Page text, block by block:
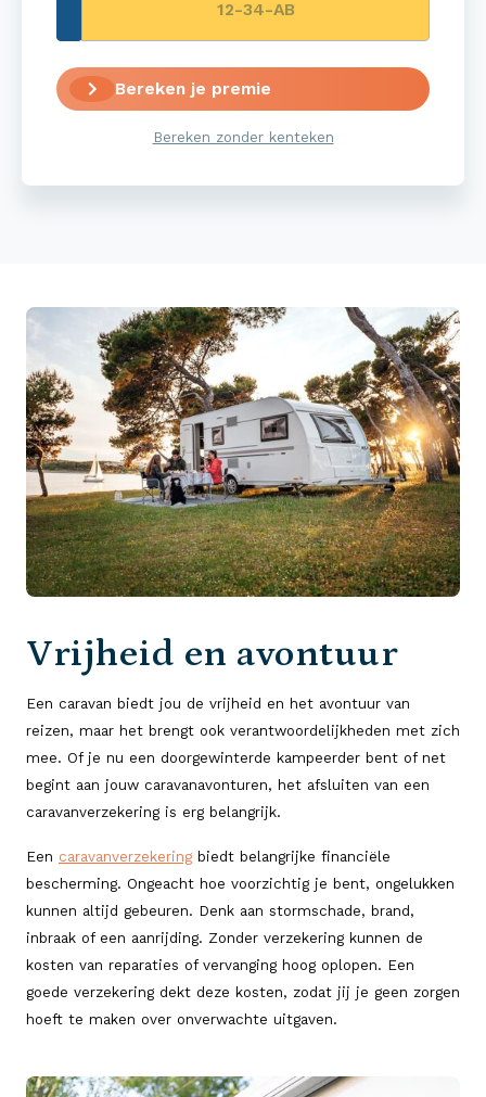
Bereken je premie
Bereken zonder kenteken
Vrijheid en avontuur
Een caravan biedt jou de vrijheid en het avontuur van
reizen, maar het brengt ook verantwoordelijkheden met zich
mee. Of je nu een doorgewinterde kampeerder bent of net
begint aan jouw caravanavonturen, het afsluiten van een
caravanverzekering is erg belangrijk.
Een caravanverzekering biedt belangrijke financiële
bescherming. Ongeacht hoe voorzichtig je bent, ongelukken
kunnen altijd gebeuren. Denk aan stormschade, brand,
inbraak of een aanrijding. Zonder verzekering kunnen de
kosten van reparaties of vervanging hoog oplopen. Een
goede verzekering dekt deze kosten, zodat jij je geen zorgen
hoeft te maken over onverwachte uitgaven.